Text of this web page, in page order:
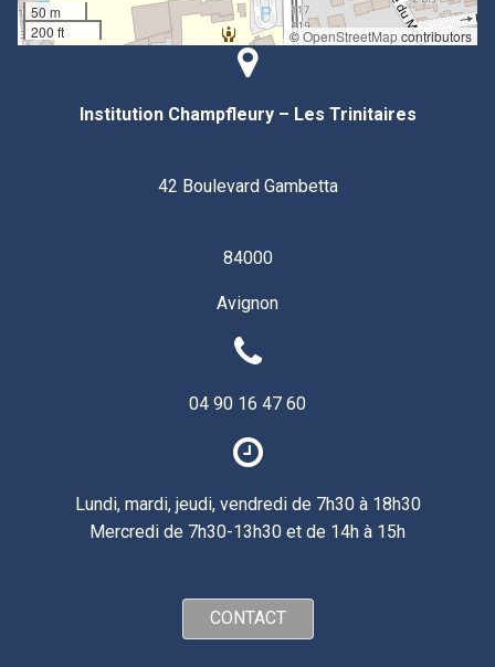
50 m
200 ft
©OpenStreetMapcontributors
Institution Champfleury – Les Trinitaires
42 Boulevard Gambetta
84000
Avignon
04 90 16 47 60
Lundi, mardi, jeudi, vendredi de 7h30 à 18h30
Mercredi de 7h30-13h30 et de 14h à 15h
CONTACT